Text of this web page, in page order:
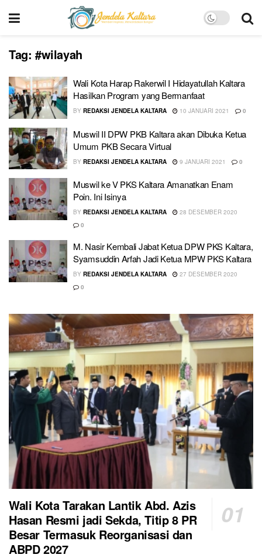
Tag: #wilayah
Wali Kota Harap Rakerwil I Hidayatullah Kaltara
Hasilkan Program yang Bermanfaat
BY REDAKSI JENDELA KALTARA 10 JANUARI 2021 0
Muswil II DPW PKB Kaltara akan Dibuka Ketua
Umum PKB Secara Virtual
BY REDAKSI JENDELA KALTARA 9 JANUARI 2021 0
Muswil ke V PKS Kaltara Amanatkan Enam
Poin. Ini Isinya
BY REDAKSI JENDELA KALTARA
28 DESEMBER 2020
0
M. Nasir Kembali Jabat Ketua DPW PKS Kaltara,
Syamsuddin Arfah Jadi Ketua MPW PKS Kaltara
BY REDAKSI JENDELA KALTARA
27 DESEMBER 2020
0
Wali Kota Tarakan Lantik Abd. Azis
Hasan Resmi jadi Sekda, Titip 8 PR
Besar Termasuk Reorganisasi dan
ABPD 2027